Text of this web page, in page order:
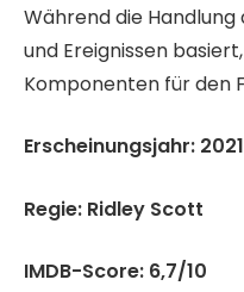
Während die
und Ereignissen
Komponenten für den
Erscheinungsjahr: 2021
Regie: Ridley Scott
IMDB-Score: 6,7/10